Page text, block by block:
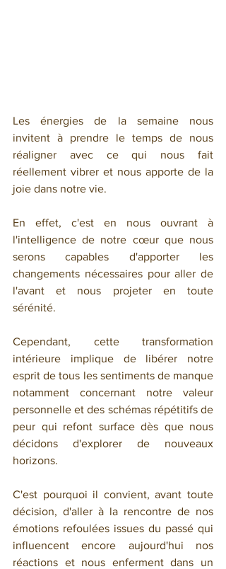
Les énergies de la semaine nous
invitent à prendre le temps de nous
réaligner avec ce qui nous fait
réellement vibrer et nous apporte de la
joie dans notre vie.
En effet, c'est en nous ouvrant à
l'intelligence de notre cœur que nous
serons capables d'apporter les
changements nécessaires pour aller de
l'avant et nous projeter en toute
sérénité.
Cependant, cette transformation
intérieure implique de libérer notre
esprit de tous les sentiments de manque
notamment concernant notre valeur
personnelle et des schémas répétitifs de
peur qui refont surface dès que nous
décidons d'explorer de nouveaux
horizons.
C'est pourquoi il convient, avant toute
décision, d'aller à la rencontre de nos
émotions refoulées issues du passé qui
influencent encore aujourd'hui nos
réactions et nous enferment dans un